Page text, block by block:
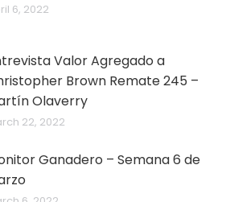
6, 2022
Valor Agregado a
Brown Remate 245 –
Olaverry
22, 2022
Ganadero – Semana 6 de